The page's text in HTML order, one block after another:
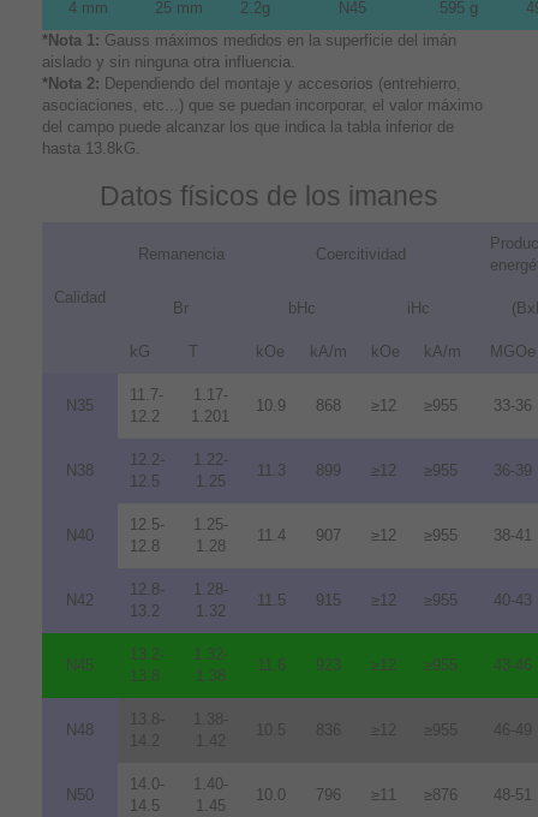
4 mm 25 mm 2.2g N45 595 g
*Nota 1: Gauss máximos medidos en la superficie del imán
aislado y sin ninguna otra influencia.
*Nota 2: Dependiendo del montaje y accesorios (entrehierro,
asociaciones, etc...) que se puedan incorporar, el valor máximo
del campo puede alcanzar los que indica la tabla inferior de
hasta 13.8kG.
Datos físicos de los imanes
Calidad
Remanencia Coercitividad
Br bHc iHc
kG T kOe kA/m kOe kA/m MGOe
N35
11.7-
12.2
1.17-
1.201
10.9 868 ≥12 ≥955 33-36
N38
12.2-
12.5
1.22-
1.25
11.3 899 ≥12 ≥955 36-39
N40
12.5-
12.8
1.25-
1.28
11.4 907 ≥12 ≥955 38-41
N42
12.8-
13.2
1.28-
1.32
11.5 915 ≥12 ≥955 40-43
N45
13.2-
13.8
1.32-
1.38
11.6 923 ≥12 ≥955 43-46
N48
13.8-
14.2
1.38-
1.42
10.5 836 ≥12 ≥955 46-49
N50
14.0-
14.5
1.40-
1.45
10.0 796 ≥11 ≥876 48-51